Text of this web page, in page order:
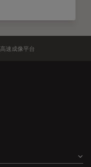
速成像平台